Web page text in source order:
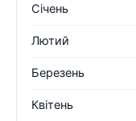
Січень
Лютий
Березень
Квітень